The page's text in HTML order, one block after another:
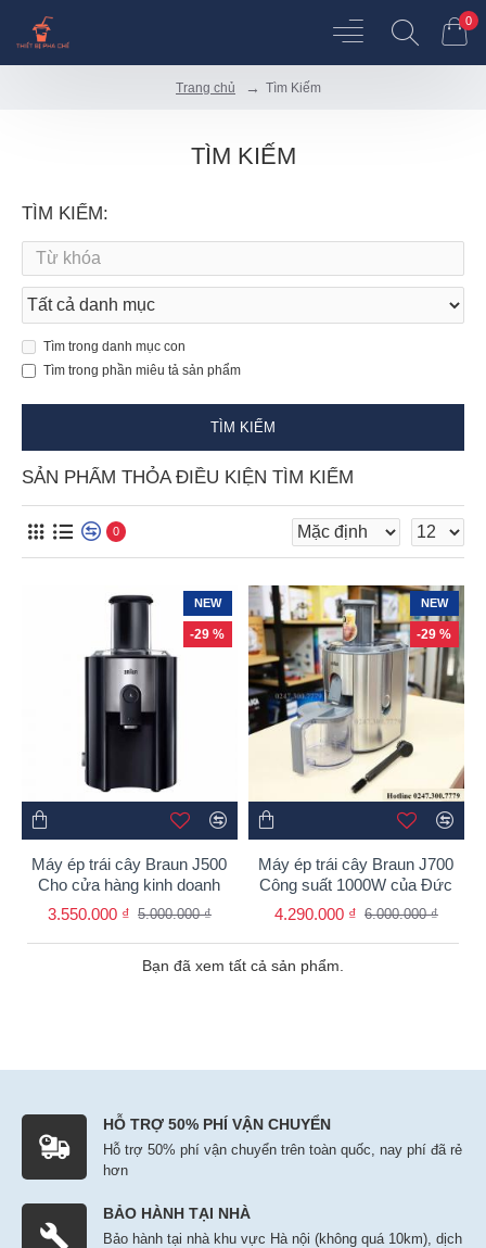
0
Trang chủ Tìm Kiếm
TÌM KIẾM
TÌM KIẾM:
Tìm trong danh mục con
Tìm trong phần miêu tả sản phẩm
TÌM KIẾM
SẢN PHẨM THỎA ĐIỀU KIỆN TÌM KIẾM
0
NEW
-29 %
Máy ép trái cây Braun J500
Cho cửa hàng kinh doanh
3.550.000 ₫ 5.000.000 ₫
NEW
-29 %
Máy ép trái cây Braun J700
Công suất 1000W của Đức
4.290.000 ₫ 6.000.000 ₫
Bạn đã xem tất cả sản phẩm.
HỖ TRỢ 50% PHÍ VẬN CHUYỂN
Hỗ trợ 50% phí vận chuyển trên toàn quốc, nay phí đã rẻ
hơn
BẢO HÀNH TẠI NHÀ
Bảo hành tại nhà khu vực Hà nội (không quá 10km), dịch